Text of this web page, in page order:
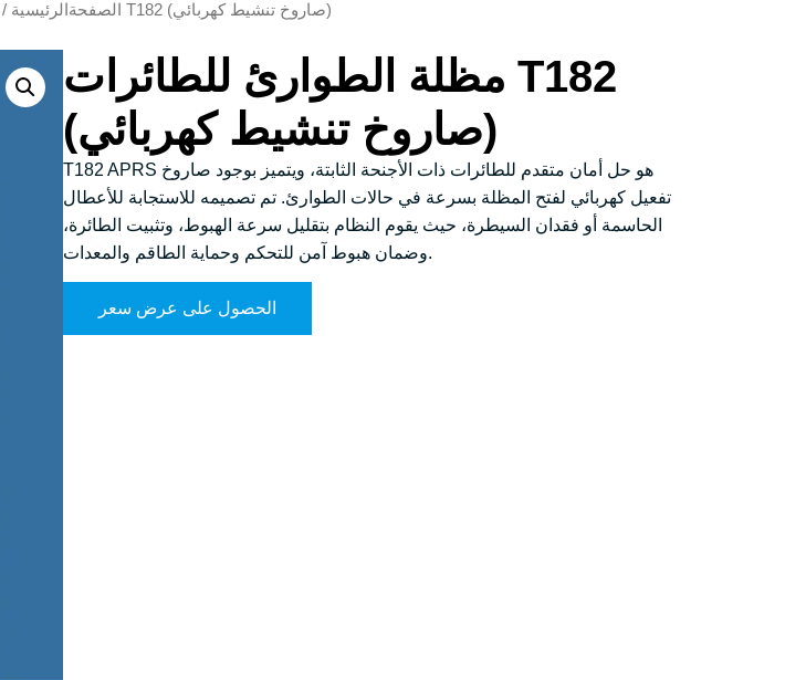
الصفحةالرئيسية / / مظلة الطوارئ للطائرات T182 (صاروخ تنشيط كهربائي)
مظلة الطوارئ للطائرات T182
(صاروخ تنشيط كهربائي)
T182 APRS هو حل أمان متقدم للطائرات ذات الأجنحة الثابتة، ويتميز بوجود صاروخ
تفعيل كهربائي لفتح المظلة بسرعة في حالات الطوارئ. تم تصميمه للاستجابة للأعطال
الحاسمة أو فقدان السيطرة، حيث يقوم النظام بتقليل سرعة الهبوط، وتثبيت الطائرة،
وضمان هبوط آمن للتحكم وحماية الطاقم والمعدات.
الحصول على عرض سعر